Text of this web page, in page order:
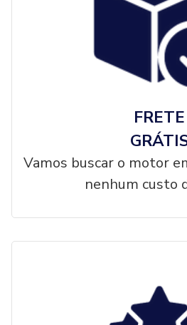
FRETE
Vamos buscar o motor
nenhum custo